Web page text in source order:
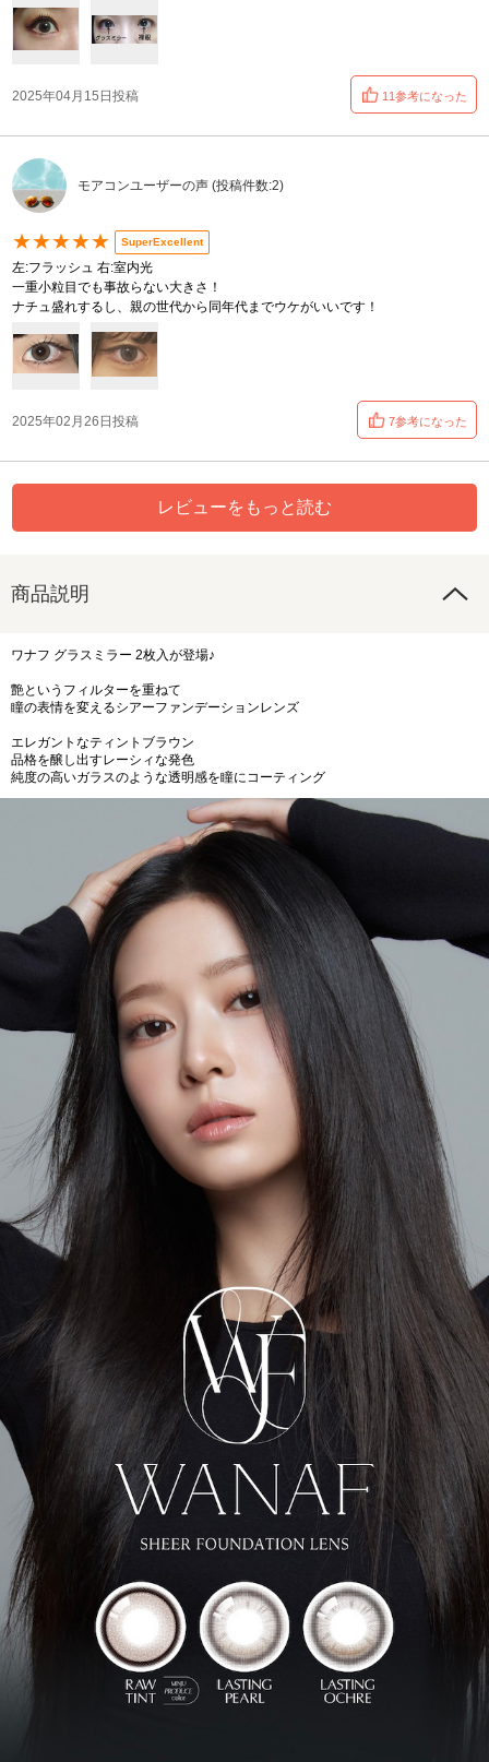
2025年04月15日投稿 11参考になった
モアコンユーザーの声 (投稿件数:2)
★★★★★ SuperExcellent
左:フラッシュ 右:室内光
一重小粒目でも事故らない大きさ！
ナチュ盛れするし、親の世代から同年代までウケがいいです！
2025年02月26日投稿 7参考になった
レビューをもっと読む
商品説明
ワナフ グラスミラー 2枚入が登場♪
艶というフィルターを重ねて
瞳の表情を変えるシアーファンデーションレンズ
エレガントなティントブラウン
品格を醸し出すレーシィな発色
純度の高いガラスのような透明感を瞳にコーティング